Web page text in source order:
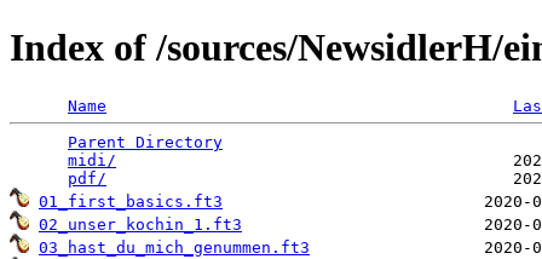
Index of /sources/NewsidlerH/
Name
Parent Directory
midi/
pdf/
01_first_basics.ft3
02_unser_kochin_1.ft3
03_hast_du_mich_genummen.ft3